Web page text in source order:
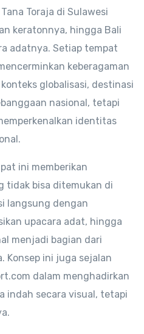
Toraja di Sulawesi
keratonnya, hingga Bali
adatnya. Setiap tempat
keberagaman
globalisasi, destinasi
nasional, tetapi
identitas
ini memberikan
tidak bisa ditemukan di
langsung dengan
upacara adat, hingga
menjadi bagian dari
Konsep ini juga sejalan
dalam menghadirkan
indah secara visual, tetapi